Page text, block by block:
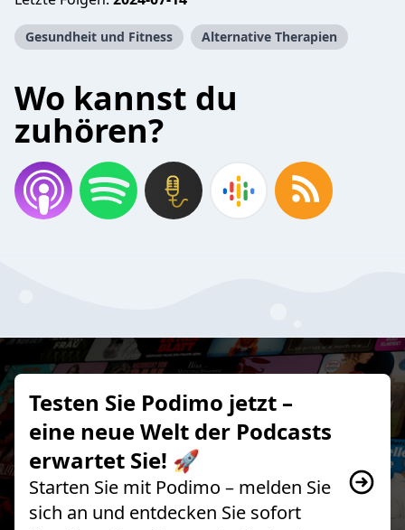
Gesundheit und Fitness Alternative Therapien
Wo kannst du
zuhören?
Testen Sie Podimo jetzt –
eine neue Welt der Podcasts
erwartet Sie! 🚀
Starten Sie mit Podimo – melden Sie
sich an und entdecken Sie sofort